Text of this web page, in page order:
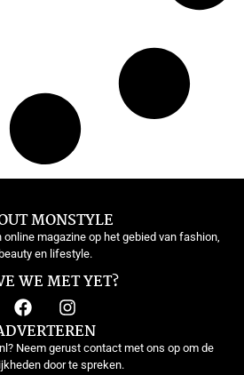
MONSTYLE
online magazine op het gebied van fashion,
beauty en lifestyle.
WE MET YET?
Neem gerust contact met ons op om de
door te spreken.